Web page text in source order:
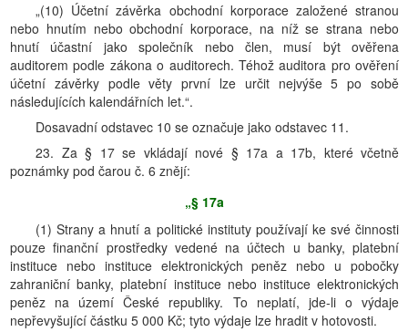
„(10) Účetní závěrka obchodní korporace založené stranou
nebo hnutím nebo obchodní korporace, na níž se strana nebo
hnutí účastní jako společník nebo člen, musí být ověřena
auditorem podle zákona o auditorech. Téhož auditora pro ověření
účetní závěrky podle věty první lze určit nejvýše 5 po sobě
následujících kalendářních let.“.
Dosavadní odstavec 10 se označuje jako odstavec 11.
23. Za § 17 se vkládají nové § 17a a 17b, které včetně
poznámky pod čarou č. 6 znějí:
„§ 17a
(1) Strany a hnutí a politické instituty používají ke své činnosti
pouze finanční prostředky vedené na účtech u banky, platební
instituce nebo instituce elektronických peněz nebo u pobočky
zahraniční banky, platební instituce nebo instituce elektronických
peněz na území České republiky. To neplatí, jde-li o výdaje
nepřevyšující částku 5 000 Kč; tyto výdaje lze hradit v hotovosti.